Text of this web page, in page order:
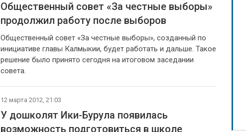
Общественный совет «За честные выборы»
продолжил работу после выборов
Общественный совет «За честные выборы», созданный по
инициативе главы Калмыкии, будет работать и дальше. Такое
решение было принято сегодня на итоговом заседании
совета.
12 марта 2012, 21:03
У дошколят Ики-Бурула появилась
возможность подготовиться в школе